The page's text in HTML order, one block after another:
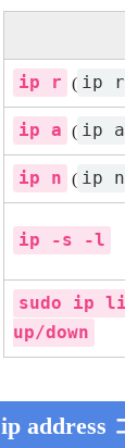
ip r ( ip
ip a ( ip
ip n ( ip
ip -s -l
sudo ip
up/down
ip address